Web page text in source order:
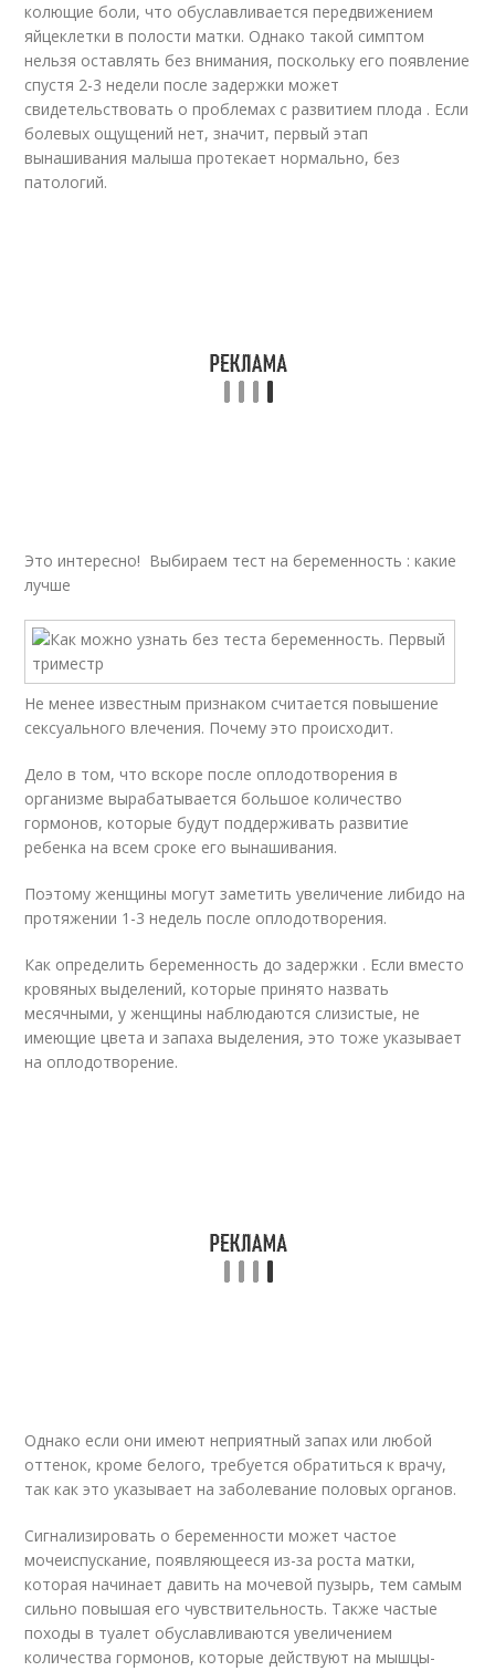
колющие боли, что обуславливается передвижением
яйцеклетки в полости матки. Однако такой симптом
нельзя оставлять без внимания, поскольку его появление
спустя 2-3 недели после задержки может
свидетельствовать о проблемах с развитием плода . Если
болевых ощущений нет, значит, первый этап
вынашивания малыша протекает нормально, без
патологий.
Это интересно! Выбираем тест на беременность : какие
лучше
Не менее известным признаком считается повышение
сексуального влечения. Почему это происходит.
Дело в том, что вскоре после оплодотворения в
организме вырабатывается большое количество
гормонов, которые будут поддерживать развитие
ребенка на всем сроке его вынашивания.
Поэтому женщины могут заметить увеличение либидо на
протяжении 1-3 недель после оплодотворения.
Как определить беременность до задержки . Если вместо
кровяных выделений, которые принято назвать
месячными, у женщины наблюдаются слизистые, не
имеющие цвета и запаха выделения, это тоже указывает
на оплодотворение.
Однако если они имеют неприятный запах или любой
оттенок, кроме белого, требуется обратиться к врачу,
так как это указывает на заболевание половых органов.
Сигнализировать о беременности может частое
мочеиспускание, появляющееся из-за роста матки,
которая начинает давить на мочевой пузырь, тем самым
сильно повышая его чувствительность. Также частые
походы в туалет обуславливаются увеличением
количества гормонов, которые действуют на мышцы-